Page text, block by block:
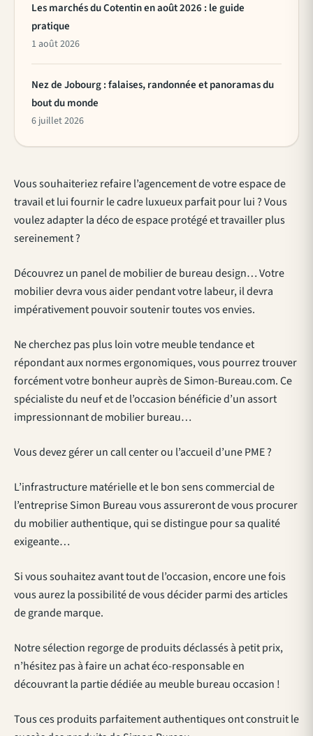
Vous souhaiteriez refaire l’agencement de votre espace de
travail et lui fournir le cadre luxueux parfait pour lui ? Vous
voulez adapter la déco de espace protégé et travailler plus
sereinement ?
Découvrez un panel de mobilier de bureau design… Votre
mobilier devra vous aider pendant votre labeur, il devra
impérativement pouvoir soutenir toutes vos envies.
Ne cherchez pas plus loin votre meuble tendance et
répondant aux normes ergonomiques, vous pourrez trouver
forcément votre bonheur auprès de Simon-Bureau.com. Ce
spécialiste du neuf et de l’occasion bénéficie d’un assort
impressionnant de mobilier bureau…
Vous devez gérer un call center ou l’accueil d’une PME ?
L’infrastructure matérielle et le bon sens commercial de
l’entreprise Simon Bureau vous assureront de vous procurer
du mobilier authentique, qui se distingue pour sa qualité
exigeante…
Si vous souhaitez avant tout de l’occasion, encore une fois
vous aurez la possibilité de vous décider parmi des articles
de grande marque.
Notre sélection regorge de produits déclassés à petit prix,
n’hésitez pas à faire un achat éco-responsable en
découvrant la partie dédiée au meuble bureau occasion !
Tous ces produits parfaitement authentiques ont construit le
Les marchés du Cotentin en août 2026 : le guide
pratique
1 août 2026
Nez de Jobourg : falaises, randonnée et panoramas du
bout du monde
6 juillet 2026